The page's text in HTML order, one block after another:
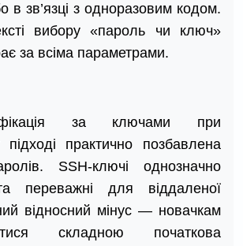
в зв’язці з одноразовим кодом.
вибору «пароль чи ключ»
за всіма параметрами.
за ключами при
практично позбавлена
SSH-ключі однозначно
переважні для віддаленої
відносний мінус — новачкам
складною початкова